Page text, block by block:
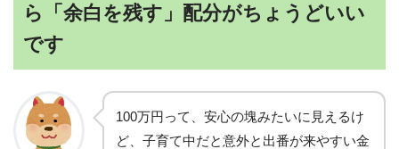
ら「余白を残す」配分がちょうどいい
です
100万円って、安心の塊みたいに見えるけ
ど、子育て中だと意外と出番が来やすい金